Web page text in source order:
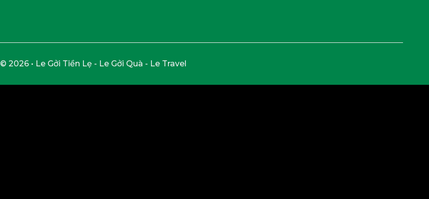
© 2026 • Le Gởi Tiền Lẹ - Le Gởi Quà - Le Travel